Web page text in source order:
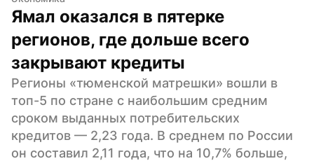
Ямал оказался в пятерке
регионов, где дольше всего
закрывают кредиты
Регионы «тюменской матрешки» вошли в
топ-5 по стране с наибольшим средним
сроком выданных потребительских
кредитов — 2,23 года. В среднем по России
он составил 2,11 года, что на 10,7% больше,